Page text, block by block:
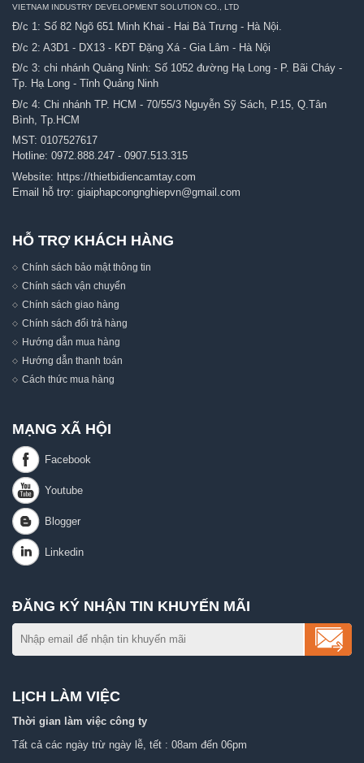
VIETNAM INDUSTRY DEVELOPMENT SOLUTION CO., LTD
Đ/c 1: Số 82 Ngõ 651 Minh Khai - Hai Bà Trưng - Hà Nội.
Đ/c 2: A3D1 - DX13 - KĐT Đặng Xá - Gia Lâm - Hà Nội
Đ/c 3: chi nhánh Quảng Ninh: Số 1052 đường Hạ Long - P. Bãi Cháy -
Tp. Hạ Long - Tỉnh Quảng Ninh
Đ/c 4: Chi nhánh TP. HCM - 70/55/3 Nguyễn Sỹ Sách, P.15, Q.Tân
Bình, Tp.HCM
MST: 0107527617
Hotline: 0972.888.247 - 0907.513.315
Website: https://thietbidiencamtay.com
Email hỗ trợ: giaiphapcongnghiepvn@gmail.com
HỖ TRỢ KHÁCH HÀNG
Chính sách bảo mật thông tin
Chính sách vận chuyển
Chính sách giao hàng
Chính sách đổi trả hàng
Hướng dẫn mua hàng
Hướng dẫn thanh toán
Cách thức mua hàng
MẠNG XÃ HỘI
ĐĂNG KÝ NHẬN TIN KHUYẾN MÃI
LỊCH LÀM VIỆC
Thời gian làm việc công ty
Tất cả các ngày trừ ngày lễ, tết : 08am đến 06pm